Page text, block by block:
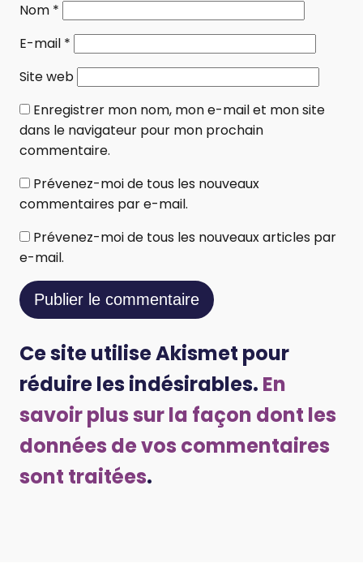
Nom *
E-mail *
Site web
Enregistrer mon nom, mon e-mail et mon site
dans le navigateur pour mon prochain
commentaire.
Prévenez-moi de tous les nouveaux
commentaires par e-mail.
Prévenez-moi de tous les nouveaux articles par
e-mail.
Ce site utilise Akismet pour
réduire les indésirables. En
savoir plus sur la façon dont les
données de vos commentaires
sont traitées.